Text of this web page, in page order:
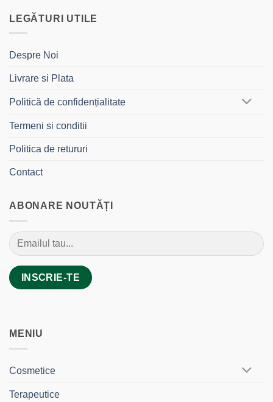
LEGĂTURI UTILE
Despre Noi
Livrare si Plata
Politică de confidențialitate
Termeni si conditii
Politica de retururi
Contact
ABONARE NOUTĂȚI
MENIU
Cosmetice
Terapeutice